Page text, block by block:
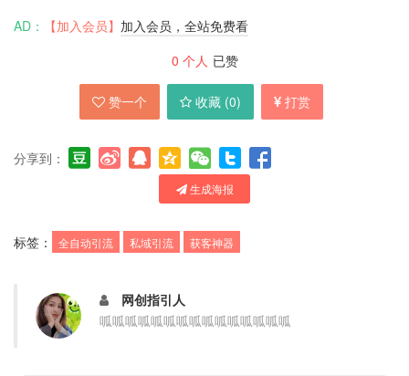
AD： 【加入会员】 加入会员，全站免费看
0 个人 已赞
赞一个 收藏 (0) 打赏
分享到：
生成海报
标签： 全自动引流 私域引流 获客神器
网创指引人
呱呱呱呱呱呱呱呱呱呱呱呱呱呱呱